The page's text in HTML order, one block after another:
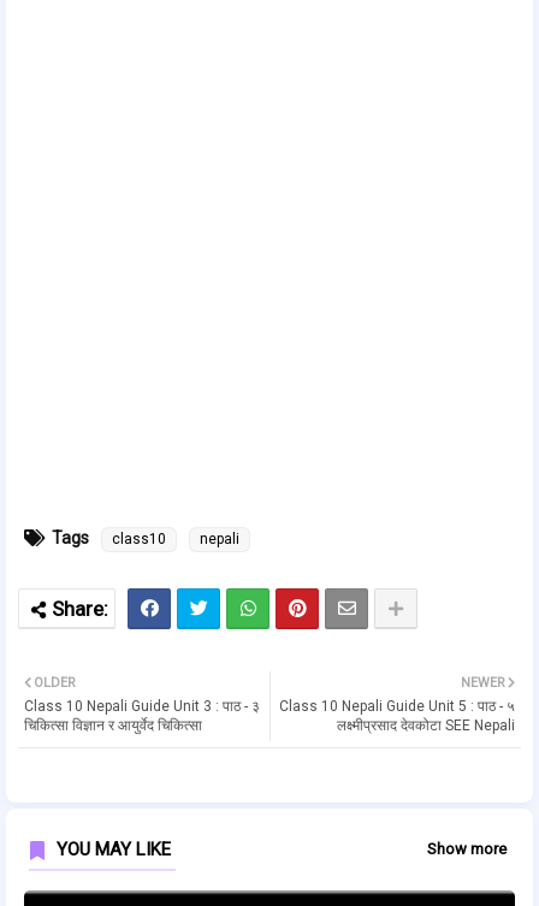
Tags class10 nepali
NEWER
Class 10 Nepali Guide Unit 5 : पाठ - ५
लक्ष्मीप्रसाद देवकोटा SEE Nepali
OLDER
Class 10 Nepali Guide Unit 3 : पाठ - ३
चिकित्सा विज्ञान र आयुर्वेद चिकित्सा
YOU MAY LIKE Show more